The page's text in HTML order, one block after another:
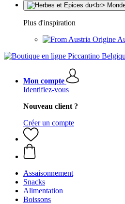
Plus d'inspiration
Origine
Mon compte
Identifiez-vous
Nouveau client ?
Créer un compte
Assaisonnement
Snacks
Alimentation
Boissons